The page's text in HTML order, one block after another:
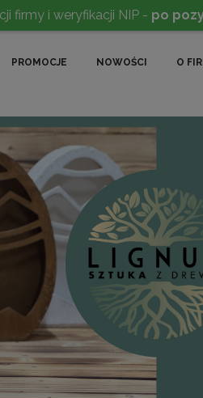
firmy i weryfikacji NIP - po
PROMOCJE NOWOŚCI O